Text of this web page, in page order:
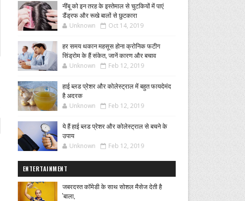
नींबू को इन तरह के इस्तेमाल से चुटकियों में पाएं
डैंड्रफ और रूखे बालों से छुटकारा
Unknown Oct 14, 2019
हर समय थकान महसूस होना क्रोनिक फटीग
सिंड्रोम के हैं संकेत, जानें कारण और बचाव
Unknown Feb 12, 2019
हाई ब्लड प्रेशर और कोलेस्ट्राल में बहुत फायदेमंद
है अदरक
Unknown Feb 12, 2019
ये हैं हाई ब्लड प्रेशर और कोलेस्ट्राल से बचने के
उपाय
Unknown Feb 12, 2019
ENTERTAINMENT
जबरदस्त कॉमेडी के साथ सोशल मैसेज देती है
'बाला,